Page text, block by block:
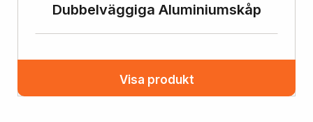
Dubbelväggiga Aluminiumskåp
Visa produkt